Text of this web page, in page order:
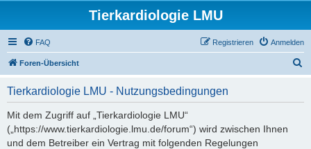
Tierkardiologie LMU
FAQ Anmelden
Registrieren
Foren-Übersicht
Tierkardiologie LMU - Nutzungsbedingungen
Mit dem Zugriff auf „Tierkardiologie LMU“
(„https://www.tierkardiologie.lmu.de/forum“) wird zwischen Ihnen
und dem Betreiber ein Vertrag mit folgenden Regelungen